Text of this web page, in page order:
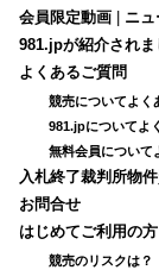
会員限定動画
ニ
981.jpが紹介されま
よくあるご質問
競売についてよく
981.jpについてよ
無料会員について
入札終了裁判所物
お問合せ
はじめてご利用の方
競売のリスクは？